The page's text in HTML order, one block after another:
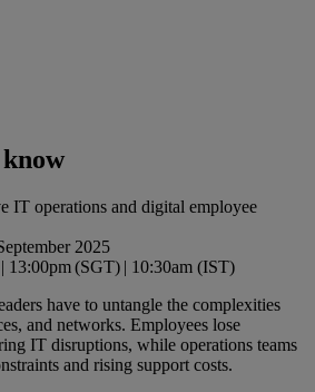
IT operations and digital employee
2025
13:00pm (SGT) | 10:30am (IST)
have to untangle the complexities
and networks. Employees lose
IT disruptions, while operations teams
and rising support costs.